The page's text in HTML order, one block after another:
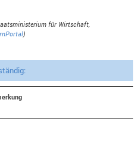
für Wirtschaft,
)